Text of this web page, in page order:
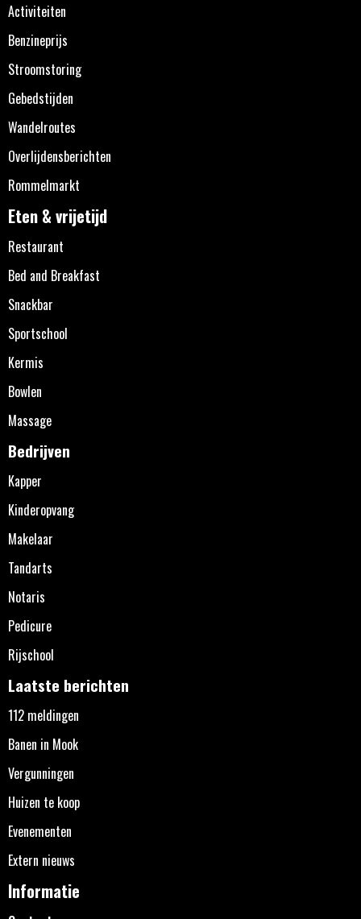
Activiteiten
Benzineprijs
Stroomstoring
Gebedstijden
Wandelroutes
Overlijdensberichten
Rommelmarkt
Eten & vrijetijd
Restaurant
Bed and Breakfast
Snackbar
Sportschool
Kermis
Bowlen
Massage
Bedrijven
Kapper
Kinderopvang
Makelaar
Tandarts
Notaris
Pedicure
Rijschool
Laatste berichten
112 meldingen
Banen in Mook
Vergunningen
Huizen te koop
Evenementen
Extern nieuws
Informatie